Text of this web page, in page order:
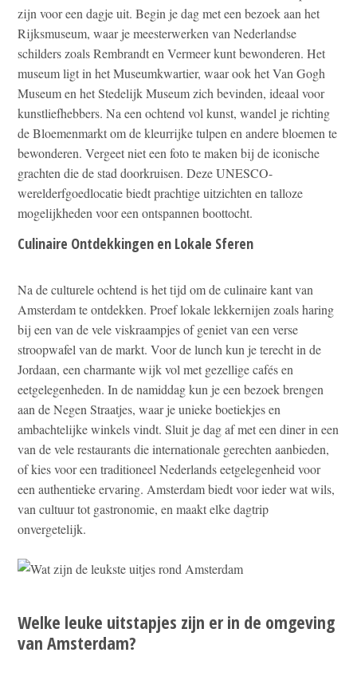
zijn voor een dagje uit. Begin je dag met een bezoek aan het
Rijksmuseum, waar je meesterwerken van Nederlandse
schilders zoals Rembrandt en Vermeer kunt bewonderen. Het
museum ligt in het Museumkwartier, waar ook het Van Gogh
Museum en het Stedelijk Museum zich bevinden, ideaal voor
kunstliefhebbers. Na een ochtend vol kunst, wandel je richting
de Bloemenmarkt om de kleurrijke tulpen en andere bloemen te
bewonderen. Vergeet niet een foto te maken bij de iconische
grachten die de stad doorkruisen. Deze UNESCO-
werelderfgoedlocatie biedt prachtige uitzichten en talloze
mogelijkheden voor een ontspannen boottocht.
Culinaire Ontdekkingen en Lokale Sferen
Na de culturele ochtend is het tijd om de culinaire kant van
Amsterdam te ontdekken. Proef lokale lekkernijen zoals haring
bij een van de vele viskraampjes of geniet van een verse
stroopwafel van de markt. Voor de lunch kun je terecht in de
Jordaan, een charmante wijk vol met gezellige cafés en
eetgelegenheden. In de namiddag kun je een bezoek brengen
aan de Negen Straatjes, waar je unieke boetiekjes en
ambachtelijke winkels vindt. Sluit je dag af met een diner in een
van de vele restaurants die internationale gerechten aanbieden,
of kies voor een traditioneel Nederlands eetgelegenheid voor
een authentieke ervaring. Amsterdam biedt voor ieder wat wils,
van cultuur tot gastronomie, en maakt elke dagtrip
onvergetelijk.
Welke leuke uitstapjes zijn er in de omgeving
van Amsterdam?